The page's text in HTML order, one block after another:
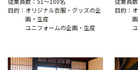
目的： オリジナル衣服・グッズの企
画・生産
ユニフォームの企画・生産
目的：